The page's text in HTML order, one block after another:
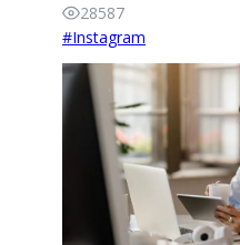
28587
#Instagram